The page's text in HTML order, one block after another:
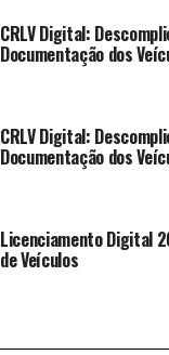
CRLV Digital:
Documentação dos
CRLV Digital:
Documentação dos
Licenciamento Digital
de Veículos